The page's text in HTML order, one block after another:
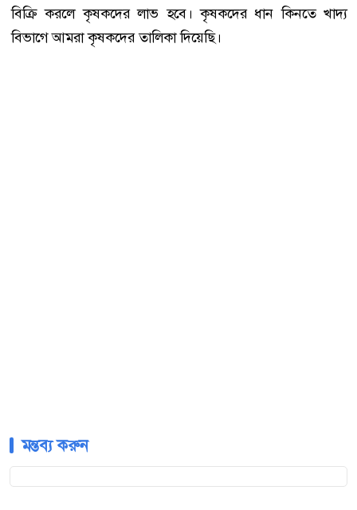
বিক্রি করলে কৃষকদের লাভ হবে। কৃষকদের ধান কিনতে খাদ্য
বিভাগে আমরা কৃষকদের তালিকা দিয়েছি।
মন্তব্য করুন